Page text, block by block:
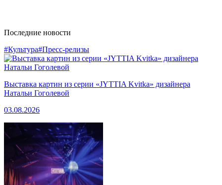
Последние новости
#Культура#Пресс-релизы
Выставка картин из серии «JYTTIA Kvitka» дизайнера
Натальи Гоголевой
03.08.2026